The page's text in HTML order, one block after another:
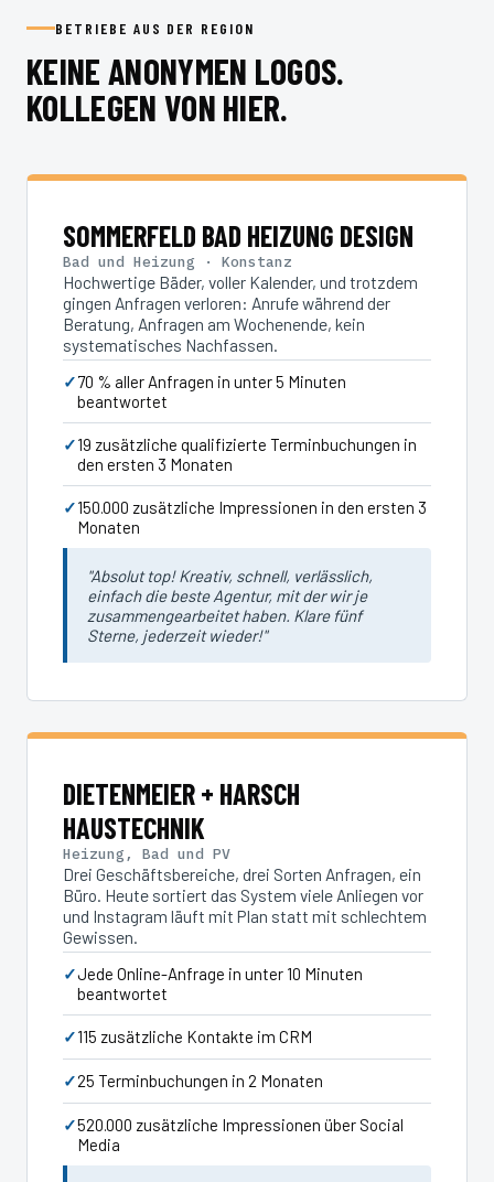
BETRIEBE AUS DER REGION
KEINE ANONYMEN LOGOS.
KOLLEGEN VON HIER.
SOMMERFELD BAD HEIZUNG DESIGN
Bad und Heizung · Konstanz
Hochwertige Bäder, voller Kalender, und trotzdem
gingen Anfragen verloren: Anrufe während der
Beratung, Anfragen am Wochenende, kein
systematisches Nachfassen.
70 % aller Anfragen in unter 5 Minuten
beantwortet
19 zusätzliche qualifizierte Terminbuchungen in
den ersten 3 Monaten
150.000 zusätzliche Impressionen in den ersten 3
Monaten
"Absolut top! Kreativ, schnell, verlässlich,
einfach die beste Agentur, mit der wir je
zusammengearbeitet haben. Klare fünf
Sterne, jederzeit wieder!"
DIETENMEIER + HARSCH
HAUSTECHNIK
Heizung, Bad und PV
Drei Geschäftsbereiche, drei Sorten Anfragen, ein
Büro. Heute sortiert das System viele Anliegen vor
und Instagram läuft mit Plan statt mit schlechtem
Gewissen.
Jede Online-Anfrage in unter 10 Minuten
beantwortet
115 zusätzliche Kontakte im CRM
25 Terminbuchungen in 2 Monaten
520.000 zusätzliche Impressionen über Social
Media